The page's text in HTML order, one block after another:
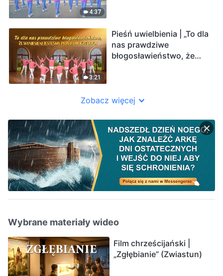
4:37
3:21
Pieśń uwielbienia | „To dla
nas prawdziwe
błogosławieństwo, że
Zobacz więcej
Wybrane materiały wideo
Film chrześcijański |
„Zgłębianie” (Zwiastun)